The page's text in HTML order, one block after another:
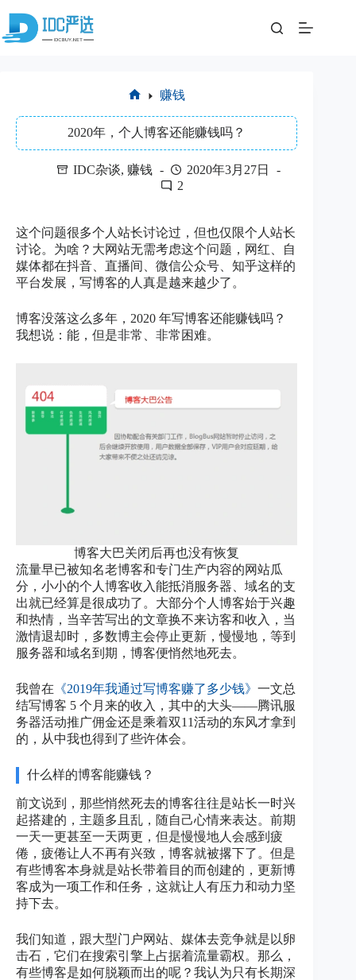
内
页
赚钱
2020年，个人博客还能赚钱吗？
IDC杂谈, 赚钱
2020年3月27日
2
这个问题很多个人站长讨论过，但也仅限个人站长
讨论。为啥？大网站无需考虑这个问题，网红、自
媒体都在抖音、直播间、微信公众号、知乎这样的
平台发展，写博客的人真是越来越少了。
博客没落这么多年，2020 年写博客还能赚钱吗？
我想说：能，但是非常、非常困难。
博客大巴关闭后再也没有恢复
流量早已被知名老博客和专门生产内容的网站瓜
分，小小的个人博客收入能抵消服务器、域名的支
出就已经算是很成功了。大部分个人博客始于兴趣
和热情，当辛苦写出的文章换不来访客和收入，当
激情退却时，多数博主会停止更新，慢慢地，等到
服务器和域名到期，博客便悄然地死去。
我曾在 《2019年我通过写博客赚了多少钱》 一文总
结写博客 5 个月来的收入，其中的大头——腾讯服
务器活动推广佣金还是乘着双11活动的东风才拿到
的，从中我也得到了些许体会。
什么样的博客能赚钱？
前文说到，那些悄然死去的博客往往是站长一时兴
起搭建的，主题多且乱，随自己心情来表达。前期
一天一更甚至一天两更，但是慢慢地人会感到疲
倦，疲倦让人不再有兴致，博客就被撂下了。但是
有些博客本身就是站长带着目的而创建的，更新博
客成为一项工作和任务，这就让人有压力和动力坚
持下去。
我们知道，跟大型门户网站、媒体去竞争就是以卵
击石，它们在搜索引擎上占据着流量霸权。那么，
有些博客是如何脱颖而出的呢？我认为只有长期深